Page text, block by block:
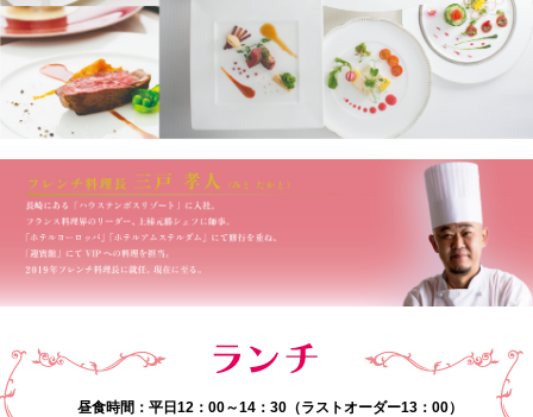
観光情報 アクセス
空室検索
会員様宿泊予約ログイン 会員権について
よくあるご質問 お問い合わせ
〒444-0513
昼食時間： 平日12：00～14：30（ラストオーダー13：00）